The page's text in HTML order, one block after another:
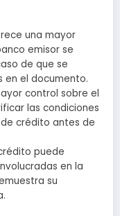
una mayor
emisor se
de que se
en el documento.
control sobre el
las condiciones
crédito antes de
puede
en la
su